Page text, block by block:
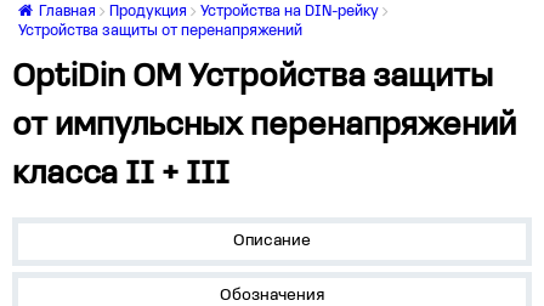
Главная Продукция
Устройства на DIN-рейку
Устройства защиты от перенапряжений
OptiDin OM Устройства защиты
от импульсных перенапряжений
класса II + III
Описание
Обозначения